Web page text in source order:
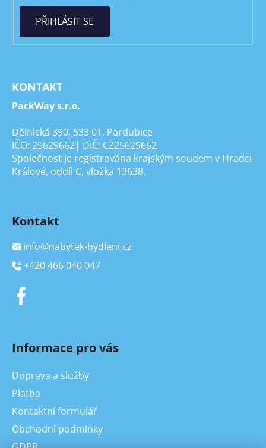
PŘIHLÁSIT SE
KONTAKT
PackWay s.r.o.
Dělnická 390, 533 01, Pardubice
IČO: 25629662| DIČ: CZ25629662
Společnost je registrována krajským soudem v Hradci
Králové, oddíl C, vložka 13638.
Kontakt
info@nabytek-bydleni.cz
+420 466 040 047
Informace pro vás
Doprava a služby
Platba
Kontaktní formulář
Obchodní podmínky